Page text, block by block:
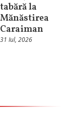
tabără la
Mănăstirea
Caraiman
31 Iul, 2026